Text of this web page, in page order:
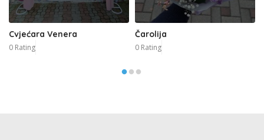
Cvjećara Venera
0 Rating
Čarolija
0 Rating